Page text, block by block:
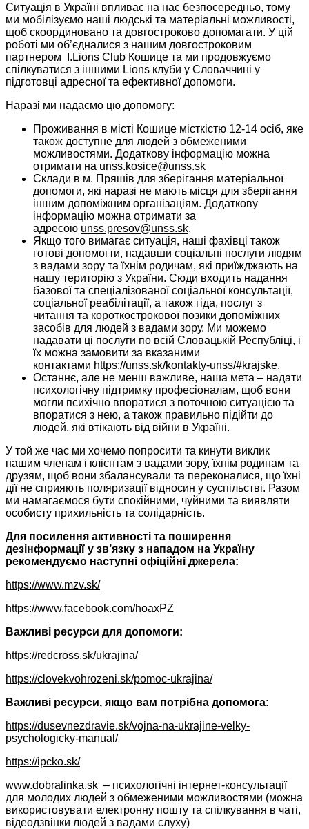
Ситуація в Україні впливає на нас безпосередньо, тому
ми мобілізуємо наші людські та матеріальні можливості,
щоб скоординовано та довгостроково допомагати. У цій
роботі ми об’єдналися з нашим довгостроковим
партнером I.Lions Club Кошице та ми продовжуємо
спілкуватися з іншими Lions клуби у Словаччині у
підготовці адресної та ефективної допомоги.
Наразі ми надаємо цю допомогу:
Проживання в місті Кошице місткістю 12-14 осіб, яке
також доступне для людей з обмеженими
можливостями. Додаткову інформацію можна
отримати на unss.kosice@unss.sk
Склади в м. Пряшів для зберігання матеріальної
допомоги, які наразі не мають місця для зберігання
іншим допоміжним організаціям. Додаткову
інформацію можна отримати за
адресою unss.presov@unss.sk.
Якщо того вимагає ситуація, наші фахівці також
готові допомогти, надавши соціальні послуги людям
з вадами зору та їхнім родичам, які приїжджають на
нашу територію з України. Сюди входить надання
базової та спеціалізованої соціальної консультації,
соціальної реабілітації, а також гіда, послуг з
читання та короткострокової позики допоміжних
засобів для людей з вадами зору. Ми можемо
надавати ці послуги по всій Словацькій Республіці, і
їх можна замовити за вказаними
контактами https://unss.sk/kontakty-unss/#krajske.
Останнє, але не менш важливе, наша мета – надати
психологічну підтримку професіоналам, щоб вони
могли психічно впоратися з поточною ситуацією та
впоратися з нею, а також правильно підійти до
людей, які втікають від війни в Україні.
У той же час ми хочемо попросити та кинути виклик
нашим членам і клієнтам з вадами зору, їхнім родинам та
друзям, щоб вони збалансували та переконалися, що їхні
дії не сприяють поляризації відносин у суспільстві. Разом
ми намагаємося бути спокійними, чуйними та виявляти
особисту прихильність та солідарність.
Для посилення активності та поширення
дезінформації у зв’язку з нападом на Україну
рекомендуємо наступні офіційні джерела:
https://www.mzv.sk/
https://www.facebook.com/hoaxPZ
Важливі ресурси для допомоги:
https://redcross.sk/ukrajina/
https://clovekvohrozeni.sk/pomoc-ukrajina/
Важливі ресурси, якщо вам потрібна допомога:
https://dusevnezdravie.sk/vojna-na-ukrajine-velky-
psychologicky-manual/
https://ipcko.sk/
www.dobralinka.sk – психологічні інтернет-консультації
для молодих людей з обмеженими можливостями (можна
використовувати електронну пошту та спілкування в чаті,
відеодзвінки людей з вадами слуху)